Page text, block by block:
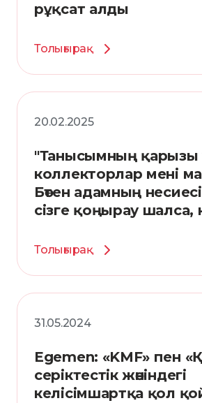
рұқсат алды
Толығырақ
20.02.2025
"Танысымның қарызы
коллекторлар мені
Бөтен адамның
сізге қоңырау шалса,
Толығырақ
31.05.2024
Egemen: «KMF» пен
серіктестік жөніндегі
келісімшартқа қол